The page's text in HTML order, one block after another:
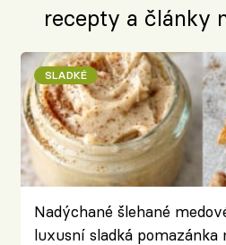
recepty a články
SLADKÉ
Nadýchané šlehané
luxusní sladká pomazánka